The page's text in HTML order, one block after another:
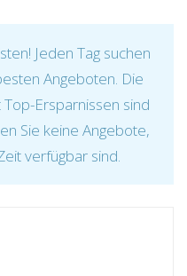
Jeden Tag suchen
Angeboten. Die
Ersparnissen sind
Sie keine Angebote,
verfügbar sind.